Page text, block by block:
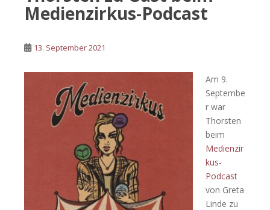
Medienzirkus-Podcast
13. September 2021
Am 9.
Septembe
r war
Thorsten
beim
Medienzir
kus-
Podcast
von Greta
Linde zu